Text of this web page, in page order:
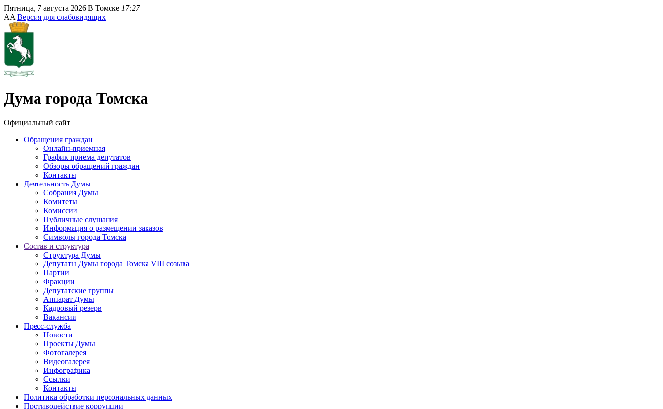
Пятница, 7 августа 2026|В Томске 17:27
AA Версия для слабовидящих
Дума города Томска
Официальный сайт
Обращения граждан
Онлайн-приемная
График приема депутатов
Обзоры обращений граждан
Контакты
Деятельность Думы
Собрания Думы
Комитеты
Комиссии
Публичные слушания
Информация о размещении заказов
Символы города Томска
Состав и структура
Структура Думы
Депутаты Думы города Томска VIII созыва
Партии
Фракции
Депутатские группы
Аппарат Думы
Кадровый резерв
Вакансии
Пресс-служба
Новости
Проекты Думы
Фотогалерея
Видеогалерея
Инфографика
Ссылки
Контакты
Политика обработки персональных данных
Прoтивoдeйствие кoрpупции